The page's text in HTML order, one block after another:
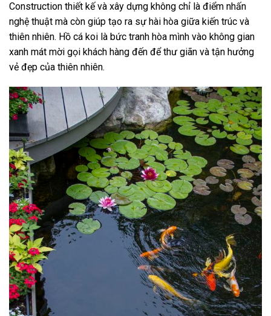
Construction thiết kế và xây dựng không chỉ là điểm nhấn
nghệ thuật mà còn giúp tạo ra sự hài hòa giữa kiến trúc và
thiên nhiên. Hồ cá koi là bức tranh hòa mình vào không gian
xanh mát mời gọi khách hàng đến để thư giãn và tận hưởng
vẻ đẹp của thiên nhiên.